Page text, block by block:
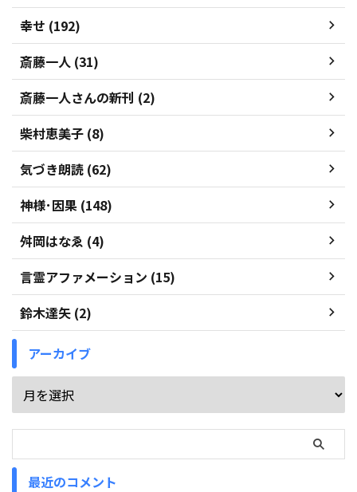
幸せ (192)
斎藤一人 (31)
斎藤一人さんの新刊 (2)
柴村恵美子 (8)
気づき朗読 (62)
神様･因果 (148)
舛岡はなゑ (4)
言霊アファメーション (15)
鈴木達矢 (2)
アーカイブ
最近のコメント